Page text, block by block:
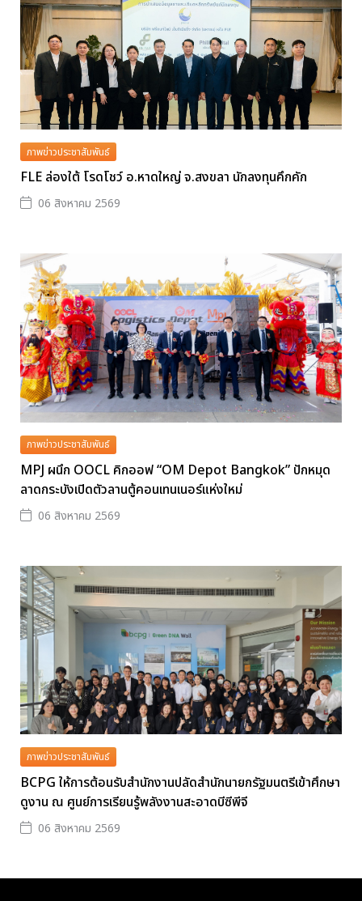
ภาพข่าวประชาสัมพันธ์
FLE ล่องใต้ โรดโชว์ อ.หาดใหญ่ จ.สงขลา นักลงทุนคึกคัก
06 สิงหาคม 2569
ภาพข่าวประชาสัมพันธ์
MPJ ผนึก OOCL คิกออฟ “OM Depot Bangkok” ปักหมุด
ลาดกระบังเปิดตัวลานตู้คอนเทนเนอร์แห่งใหม่
06 สิงหาคม 2569
ภาพข่าวประชาสัมพันธ์
BCPG ให้การต้อนรับสำนักงานปลัดสำนักนายกรัฐมนตรีเข้าศึกษา
ดูงาน ณ ศูนย์การเรียนรู้พลังงานสะอาดบีซีพีจี
06 สิงหาคม 2569